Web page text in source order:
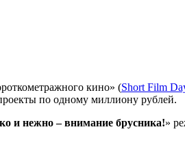
кино» (Short Film
по одному миллиону рублей.
и нежно – внимание брусника!»